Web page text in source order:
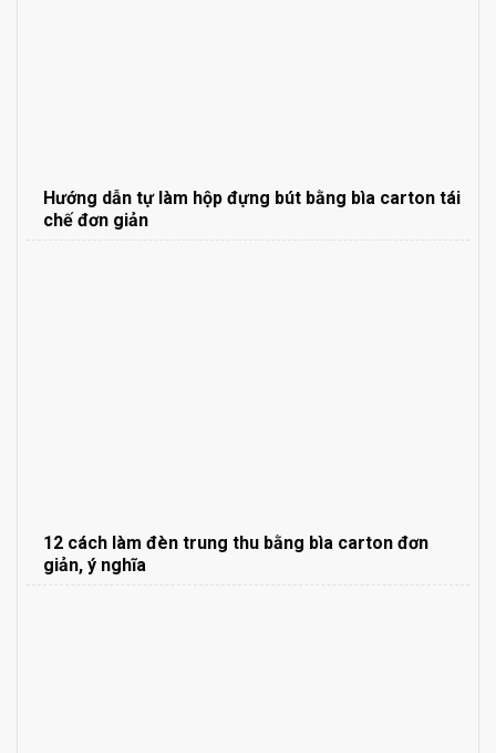
Hướng dẫn tự làm hộp đựng bút bằng bìa carton tái
chế đơn giản
12 cách làm đèn trung thu bằng bìa carton đơn
giản, ý nghĩa